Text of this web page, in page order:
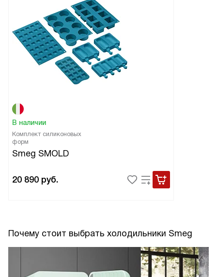
В наличии
Комплект силиконовых
форм
Smeg SMOLD
20 890 руб.
Почему стоит выбрать холодильники Smeg